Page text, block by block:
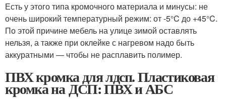
Есть у этого типа кромочного материала и минусы: не
очень широкий температурный режим: от -5°C до +45°C.
По этой причине мебель на улице зимой оставлять
нельзя, а также при оклейке с нагревом надо быть
аккуратными — чтобы не расплавить полимер.
ПВХ кромка для лдсп. Пластиковая
кромка на ДСП: ПВХ и АБС